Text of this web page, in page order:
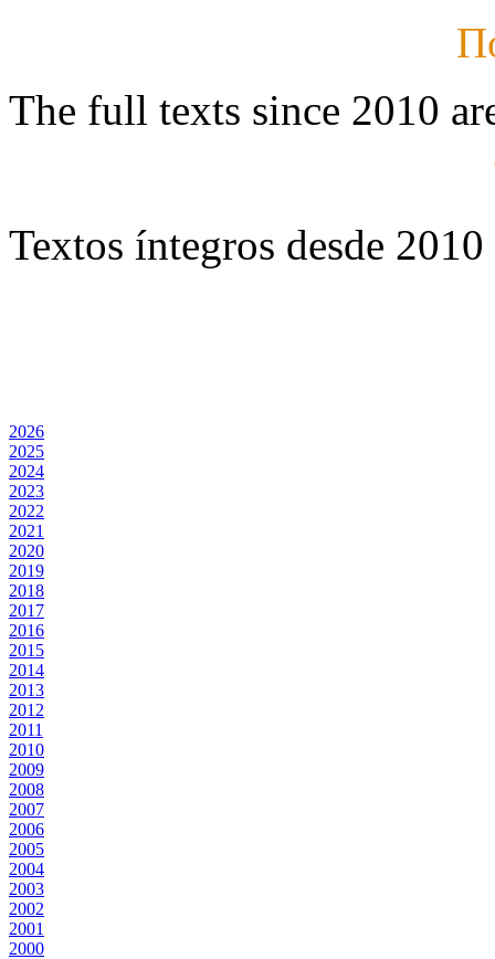
The full texts since 2010
Textos íntegros desde
2026
2025
2024
2023
2022
2021
2020
2019
2018
2017
2016
2015
2014
2013
2012
2011
2010
2009
2008
2007
2006
2005
2004
2003
2002
2001
2000